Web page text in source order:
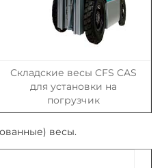
Складские весы CFS CAS
для установки на
погрузчик
весы.